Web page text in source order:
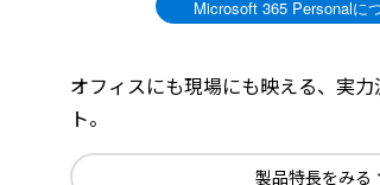
オフィスにも現場にも映える、実
ト。
製品特長をみる